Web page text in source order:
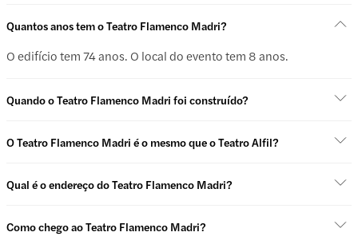
Quantos anos tem o Teatro Flamenco Madri?
O edifício tem 74 anos. O local do evento tem 8 anos.
Quando o Teatro Flamenco Madri foi construído?
O Teatro Flamenco Madri é o mesmo que o Teatro Alfil?
Qual é o endereço do Teatro Flamenco Madri?
Como chego ao Teatro Flamenco Madri?